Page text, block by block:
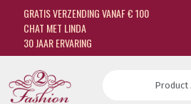
GRATIS VERZENDING VANAF € 100
CHAT MET LINDA
30 JAAR ERVARING